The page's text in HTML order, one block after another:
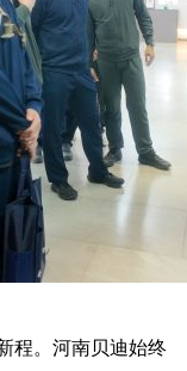
程。河南贝迪始终